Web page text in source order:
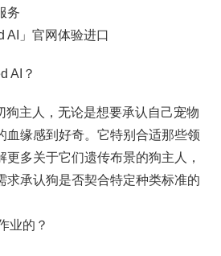
务
AI」官网体验进口
AI？
狗主人，无论是想要承认自己宠物
血缘感到好奇。它特别合适那些领
更多关于它们遗传布景的狗主人，
求承认狗是否契合特定种类标准的
业的？